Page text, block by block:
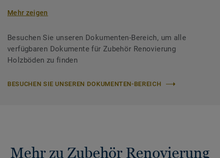
Mehr zeigen
Besuchen Sie unseren Dokumenten-Bereich, um alle
verfügbaren Dokumente für Zubehör Renovierung
Holzböden zu finden
BESUCHEN SIE UNSEREN DOKUMENTEN-BEREICH
Mehr zu Zubehör Renovierung